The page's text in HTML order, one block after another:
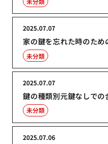
家の鍵を忘れた時のた
2025.07.07
未分類
鍵の種類別元鍵なしで
2025.07.07
未分類
2025.07.06